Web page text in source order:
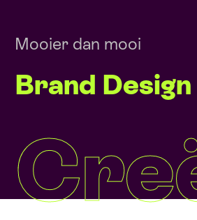
Mooier dan mooi
Brand Design